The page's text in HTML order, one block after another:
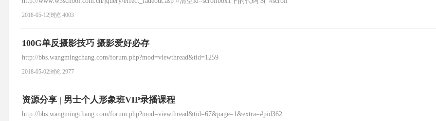
2018-05-12浏览 4003
100G单反摄影技巧 摄影爱好必存
http://bbs.wangmingchang.com/forum.php?mod=viewthread&tid=1259
2018-05-02浏览 2977
资源分享 | 男士个人形象班VIP录播课程
http://bbs.wangmingchang.com/forum.php?mod=viewthread&tid=67&page=1&extra=#pid362